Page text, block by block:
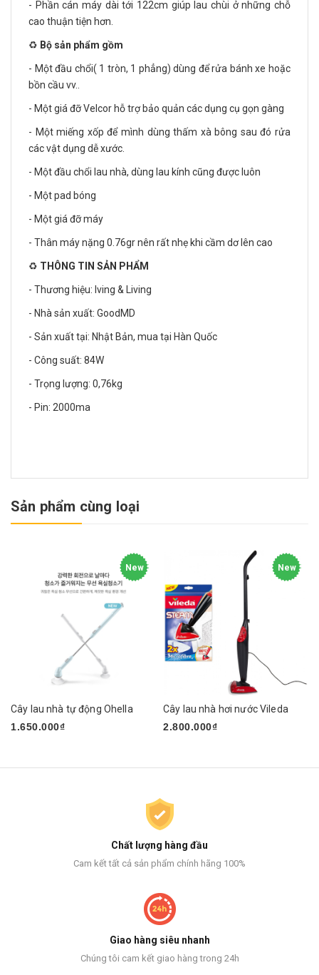
- Phần cán máy dài tới 122cm giúp lau chùi ở những chỗ
cao thuận tiện hơn.
♻️ Bộ sản phẩm gồm
- Một đầu chổi( 1 tròn, 1 phẳng) dùng để rửa bánh xe hoặc
bồn cầu vv..
- Một giá đỡ Velcor hỗ trợ bảo quản các dụng cụ gọn gàng
- Một miếng xốp để mình dùng thấm xà bông sau đó rửa
các vật dụng dễ xước.
- Một đầu chổi lau nhà, dùng lau kính cũng được luôn
- Một pad bóng
- Một giá đỡ máy
- Thân máy nặng 0.76gr nên rất nhẹ khi cầm dơ lên cao
♻️ THÔNG TIN SẢN PHẨM
- Thương hiệu: Iving & Living
- Nhà sản xuất: GoodMD
- Sản xuất tại: Nhật Bản, mua tại Hàn Quốc
- Công suất: 84W
- Trọng lượng: 0,76kg
- Pin: 2000ma
Sản phẩm cùng loại
New
Cây lau nhà tự động Ohella
1.650.000₫
New
Cây lau nhà hơi nước Vileda
2.800.000₫
Chất lượng hàng đầu
Cam kết tất cả sản phẩm chính hãng 100%
Giao hàng siêu nhanh
Chúng tôi cam kết giao hàng trong 24h